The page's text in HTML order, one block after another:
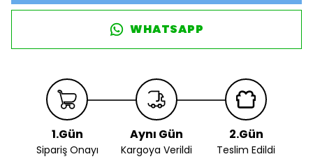
WHATSAPP
1.Gün
Sipariş Onayı
Aynı Gün
Kargoya Verildi
2.Gün
Teslim Edildi